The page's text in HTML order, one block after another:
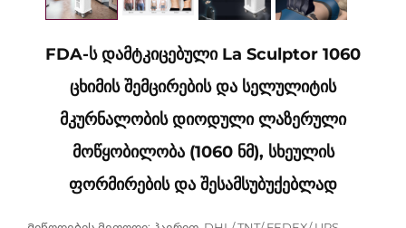
FDA-Ს Დამტკიცებული La Sculptor 1060
Ცხიმის Შემცირების Და Სელულიტის
Მკურნალობის Დიოდული Ლაზერული
Მოწყობილობა (1060 Ნმ), Სხეულის
Ფორმირების Და Შესამსუბუქებლად